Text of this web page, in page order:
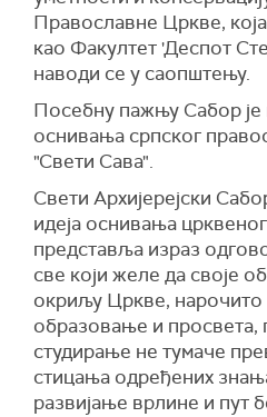
Православне Цркве,
као Факултет 'Деспот
наводи се у саопштењу.
Посебну пажњу Сабор
оснивања српског
"Свети Сава".
Свети Архијерејски
идеја оснивања
представља израз
све који желе да своје
окриљу Цркве,
образовање и
студирање не тумаче
стицања одређених
развијање врлине и пут